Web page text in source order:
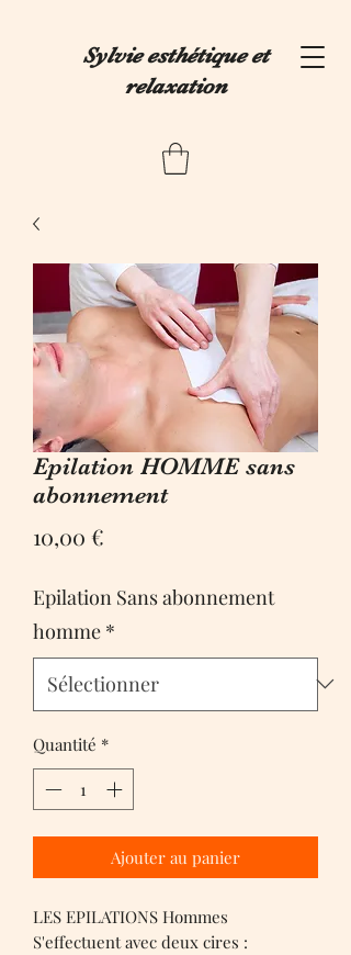
Sylvie esthétique et
relaxation
Epilation HOMME sans
abonnement
10,00 €
Epilation Sans abonnement
homme *
Quantité *
Ajouter au panier
LES EPILATIONS Hommes
S'effectuent avec deux cires :